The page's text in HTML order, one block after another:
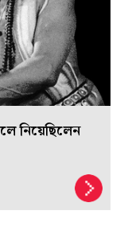
নিয়েছিলেন